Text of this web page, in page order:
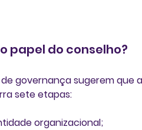
papel do conselho?
governança sugerem que
sete etapas:
organizacional;